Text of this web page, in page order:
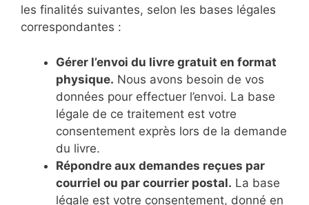
les finalités suivantes, selon les bases légales
correspondantes :
Gérer l’envoi du livre gratuit en format
physique. Nous avons besoin de vos
données pour effectuer l’envoi. La base
légale de ce traitement est votre
consentement exprès lors de la demande
du livre.
Répondre aux demandes reçues par
courriel ou par courrier postal. La base
légale est votre consentement, donné en